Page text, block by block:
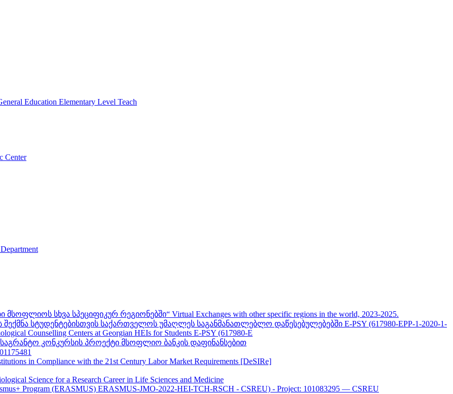
Education Elementary Level Teach
Center
სხვა სპეციფიკურ რეგიონებში“ Virtual Exchanges with other specific regions in the world, 2023-2025.
სტუდენტებისთვის საქართველოს უმაღლეს საგანმანათლებლო დაწესებულებებში E-PSY (617980-EPP-1-2020-1-
Counselling Centers at Georgian HEIs for Students E-PSY (617980-E
კონკურსის პროექტი მსოფლიო ბანკის დაფინანსებით
in Compliance with the 21st Century Labor Market Requirements [DeSIRe]
Science for a Research Career in Life Sciences and Medicine
Program (ERASMUS) ERASMUS-JMO-2022-HEI-TCH-RSCH - CSREU) - Project: 101083295 — CSREU